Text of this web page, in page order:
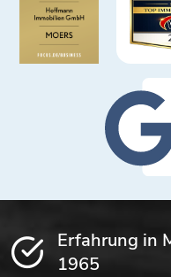
Erfahrung in
1965